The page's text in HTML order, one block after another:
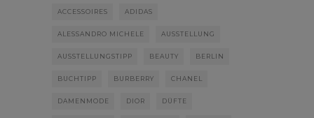
ACCESSOIRES ADIDAS
ALESSANDRO MICHELE AUSSTELLUNG
AUSSTELLUNGSTIPP BEAUTY BERLIN
BUCHTIPP BURBERRY CHANEL
DAMENMODE DIOR DÜFTE